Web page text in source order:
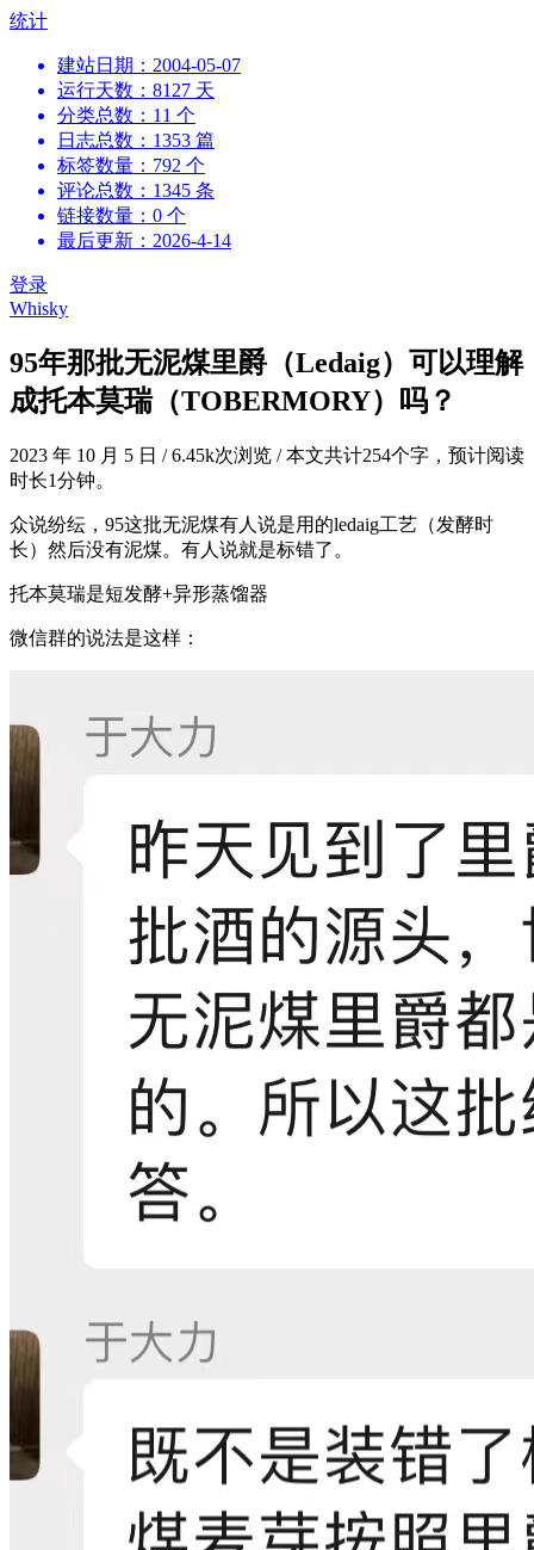
跳
统计
建站日期：2004-05-07
运行天数：8127 天
分类总数：11 个
日志总数：1353 篇
标签数量：792 个
评论总数：1345 条
链接数量：0 个
最后更新：2026-4-14
登录
Whisky
95年那批无泥煤里爵（Ledaig）可以理解
成托本莫瑞（TOBERMORY）吗？
2023 年 10 月 5 日 /6.45k次浏览 /本文共计254个字，预计阅读
时长1分钟。
众说纷纭，95这批无泥煤有人说是用的ledaig工艺（发酵时
长）然后没有泥煤。有人说就是标错了。
托本莫瑞是短发酵+异形蒸馏器
微信群的说法是这样：